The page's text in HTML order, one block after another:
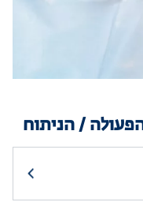
/ הניתוח